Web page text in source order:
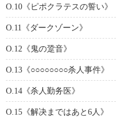
O.10《ピポクラテスの誓い》
O.11《ダークゾーン》
O.12《鬼の跫音》
O.13《○○○○○○○○杀人事件》
O.14《杀人勤务医》
O.15《解决まではあと6人》